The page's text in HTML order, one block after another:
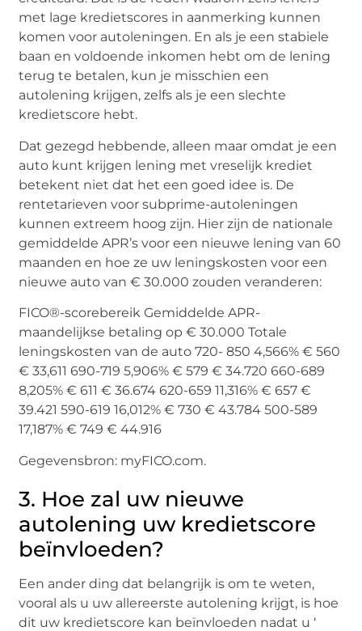
met lage kredietscores in aanmerking kunnen
komen voor autoleningen. En als je een stabiele
baan en voldoende inkomen hebt om de lening
terug te betalen, kun je misschien een
autolening krijgen, zelfs als je een slechte
kredietscore hebt.
Dat gezegd hebbende, alleen maar omdat je een
auto kunt krijgen lening met vreselijk krediet
betekent niet dat het een goed idee is. De
rentetarieven voor subprime-autoleningen
kunnen extreem hoog zijn. Hier zijn de nationale
gemiddelde APR’s voor een nieuwe lening van 60
maanden en hoe ze uw leningskosten voor een
nieuwe auto van € 30.000 zouden veranderen:
FICO®-scorebereik Gemiddelde APR-
maandelijkse betaling op € 30.000 Totale
leningskosten van de auto 720- 850 4,566% € 560
€ 33,611 690-719 5,906% € 579 € 34.720 660-689
8,205% € 611 € 36.674 620-659 11,316% € 657 €
39.421 590-619 16,012% € 730 € 43.784 500-589
17,187% € 749 € 44.916
Gegevensbron: myFICO.com.
3. Hoe zal uw nieuwe
autolening uw kredietscore
beïnvloeden?
Een ander ding dat belangrijk is om te weten,
vooral als u uw allereerste autolening krijgt, is hoe
dit uw kredietscore kan beïnvloeden nadat u ‘